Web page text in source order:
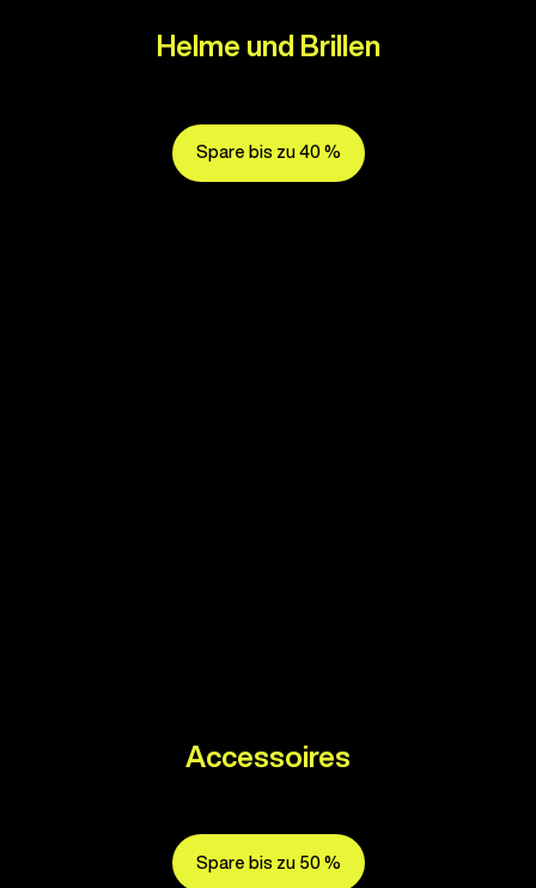
Helme und Brillen
Spare bis zu 40 %
Accessoires
Spare bis zu 50 %